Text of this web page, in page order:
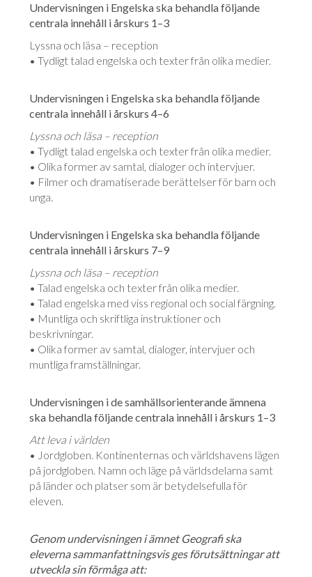
Undervisningen i Engelska ska behandla följande
centrala innehåll i årskurs 1–3
Lyssna och läsa – reception
• Tydligt talad engelska och texter från olika medier.
Undervisningen i Engelska ska behandla följande
centrala innehåll i årskurs 4–6
Lyssna och läsa – reception
• Tydligt talad engelska och texter från olika medier.
• Olika former av samtal, dialoger och intervjuer.
• Filmer och dramatiserade berättelser för barn och
unga.
Undervisningen i Engelska ska behandla följande
centrala innehåll i årskurs 7–9
Lyssna och läsa – reception
• Talad engelska och texter från olika medier.
• Talad engelska med viss regional och social färgning.
• Muntliga och skriftliga instruktioner och
beskrivningar.
• Olika former av samtal, dialoger, intervjuer och
muntliga framställningar.
Undervisningen i de samhällsorienterande ämnena
ska behandla följande centrala innehåll i årskurs 1–3
Att leva i världen
• Jordgloben. Kontinenternas och världshavens lägen
på jordgloben. Namn och läge på världsdelarna samt
på länder och platser som är betydelsefulla för
eleven.
Genom undervisningen i ämnet Geografi ska
eleverna sammanfattningsvis ges förutsättningar att
utveckla sin förmåga att: